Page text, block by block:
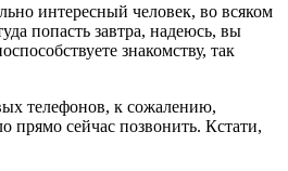
интересный человек, во всяком
попасть завтра, надеюсь, вы
знакомству, так
телефонов, к сожалению,
прямо сейчас позвонить. Кстати,